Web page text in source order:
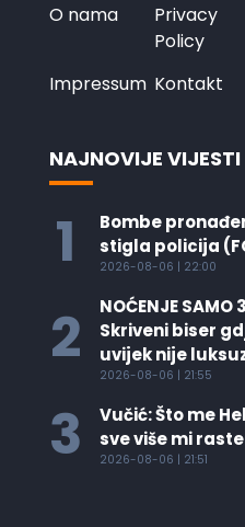
O nama
Privacy
Policy
Impressum Kontakt
NAJNOVIJE VIJESTI
1
Bombe
stigla policija
2026-08-06 | 22:00
2
NOĆENJE SAMO
Skriveni biser
uvijek nije
2026-08-06 | 21:55
3
Vučić: Što me
sve više mi
2026-08-06 | 21:51